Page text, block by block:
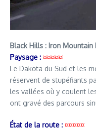
Black Hills : Iron Mountain
Paysage : ¤¤¤¤¤
Le Dakota du Sud et les
réservent de stupéfiants
les vallées où y coulent
ont gravé des parcours
État de la route : ¤¤¤¤¤